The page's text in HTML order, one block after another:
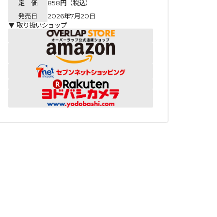
定 価
858円（税込）
発売日
2026年7月20日
▼ 取り扱いショップ